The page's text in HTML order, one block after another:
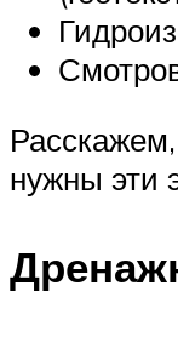
нужны эти